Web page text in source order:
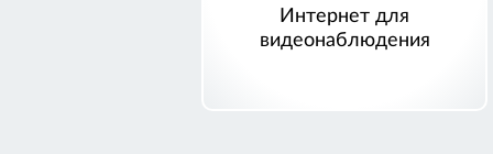
Интернет для
видеонаблюдения